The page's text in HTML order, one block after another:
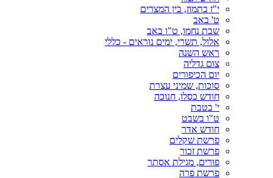
י"ז בתמוז, בין המצרים
ט' באב
שבת נחמו, ט"ו באב
אלול, תשרי, ימים נוראים - כללי
ראש השנה
צום גדליה
יום הכיפורים
סוכות, שמיני עצרת
חודש כסלו, חנוכה
י' בטבת
ט"ו בשבט
חודש אדר
פרשת שקלים
פרשת זכור
פורים, מגילת אסתר
פרשת פרה